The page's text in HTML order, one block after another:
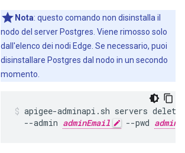
Nota: questo comando non disinstalla il
nodo del server Postgres. Viene rimosso solo
dall'elenco dei nodi Edge. Se necessario, puoi
disinstallare Postgres dal nodo in un secondo
momento.
apigee-adminapi.sh servers
  --admin
adminEmail --pwd